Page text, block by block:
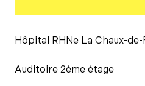
Hôpital RHNe La Chaux-
Auditoire 2ème étage